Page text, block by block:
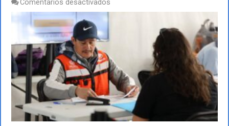
Comentarios desactivados
Abren
para
niñas
y
niños
en
Jalisco